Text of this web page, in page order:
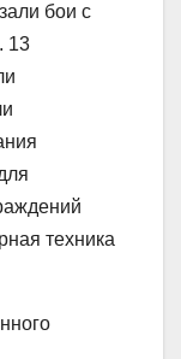
бои с
13
техника